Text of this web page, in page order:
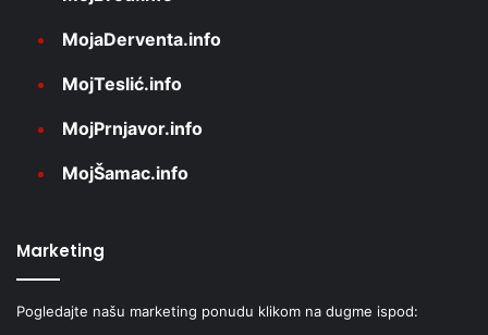
MojaDerventa.info
MojTeslić.info
MojPrnjavor.info
MojŠamac.info
Marketing
Pogledajte našu marketing ponudu klikom na dugme ispod: